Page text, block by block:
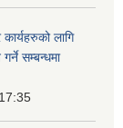
लागि
सम्बन्धमा